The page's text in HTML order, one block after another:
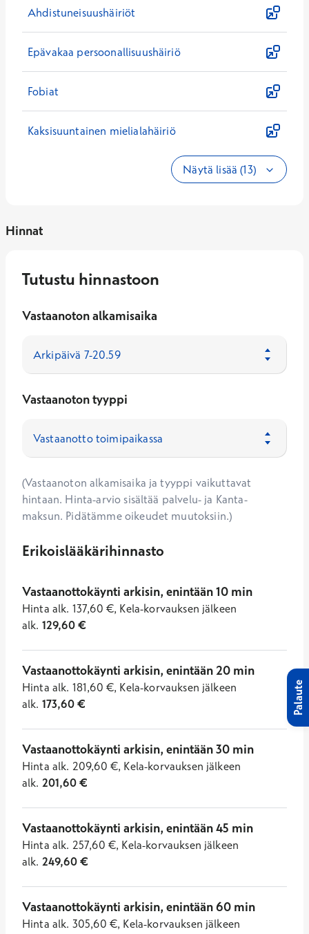
Ahdistuneisuushäiriöt
Epävakaa persoonallisuushäiriö
Fobiat
Kaksisuuntainen mielialahäiriö
Näytä lisää (13)
Hinnat
Tutustu hinnastoon
Vastaanoton alkamisaika
Vastaanoton tyyppi
(Vastaanoton alkamisaika ja tyyppi vaikuttavat
hintaan. Hinta-arvio sisältää palvelu- ja Kanta-
maksun. Pidätämme oikeudet muutoksiin.)
Erikoislääkärihinnasto
Vastaanottokäynti arkisin, enintään 10 min
Hinta alk. 137,60 €, Kela-korvauksen jälkeen
alk. 129,60€
Vastaanottokäynti arkisin, enintään 20 min
Hinta alk. 181,60 €, Kela-korvauksen jälkeen
alk. 173,60€
Vastaanottokäynti arkisin, enintään 30 min
Hinta alk. 209,60 €, Kela-korvauksen jälkeen
alk. 201,60€
Vastaanottokäynti arkisin, enintään 45 min
Hinta alk. 257,60 €, Kela-korvauksen jälkeen
alk. 249,60€
Vastaanottokäynti arkisin, enintään 60 min
Hinta alk. 305,60 €, Kela-korvauksen jälkeen
Palaute